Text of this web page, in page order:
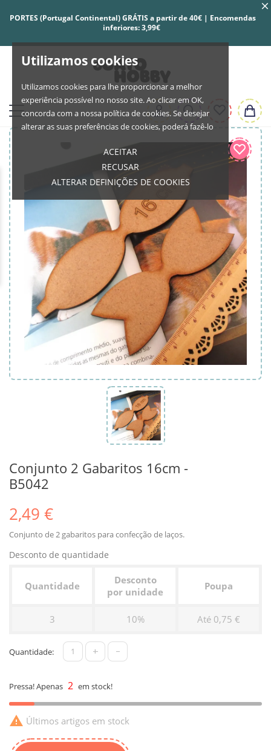
Utilizamos cookies
Utilizamos cookies para lhe proporcionar a melhor
experiência possível no nosso site. Ao clicar em OK,
concorda com a nossa política de cookies. Se desejar
alterar as suas preferências de cookies, poderá fazê-lo
ACEITAR
RECUSAR
ALTERAR DEFINIÇÕES DE COOKIES
PORTES (Portugal Continental) GRÁTIS a partir de 40€ | Encomendas
inferiores: 3,99€
Conjunto 2 Gabaritos 16cm -
B5042
2,49 €
Conjunto de 2 gabaritos para confecção de laços.
Desconto de quantidade
Quantidade
Desconto
por unidade
Poupa
3 10% Até 0,75 €
Quantidade: + -
Pressa! Apenas 2 em stock!
 Últimos artigos em stock